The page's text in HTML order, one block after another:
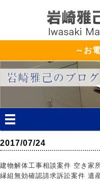
～お
2017/07/24
建物解体工事相談案件 空き家
縁組無効確認請求訴訟案件 遺